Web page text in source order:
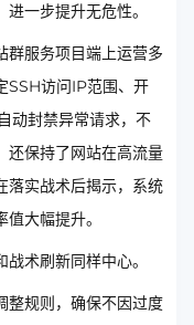
一步提升无危性。
群服务项目端上运营多
SSH访问IP范围、开
动封禁异常请求，不
还保持了网站在高流量
落实战术后揭示，系统
大幅提升。
术刷新同样中心。
整规则，确保不因过度